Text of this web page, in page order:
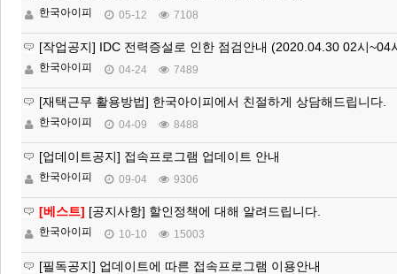
한국아이피 05-12 7108
[작업공지] IDC 전력증설로 인한 점검안내 (2020.04.30 02시~04
한국아이피 04-24 7489
[재택근무 활용방법] 한국아이피에서 친절하게 상담해드립니다.
한국아이피 04-09 8488
[업데이트공지] 접속프로그램 업데이트 안내
한국아이피 09-04 9306
[베스트] [공지사항] 할인정책에 대해 알려드립니다.
한국아이피 10-10 15003
[필독공지] 업데이트에 따른 접속프로그램 이용안내